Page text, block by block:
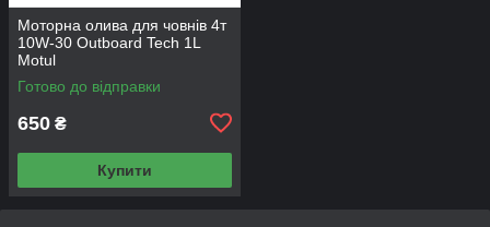
Моторна олива для човнів 4т
10W-30 Outboard Tech 1L
Motul
Готово до відправки
650 ₴
Купити